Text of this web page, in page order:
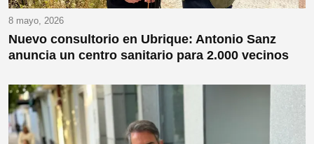
8 mayo, 2026
Nuevo consultorio en Ubrique: Antonio Sanz
anuncia un centro sanitario para 2.000 vecinos